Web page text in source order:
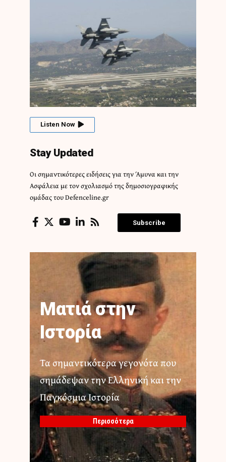
Listen Now
Stay Updated
Οι σημαντικότερες ειδήσεις για την Άμυνα και την
Ασφάλεια με τον σχολιασμό της δημοσιογραφικής
ομάδας του Defenceline.gr
Subscribe
Ματιά στην
Ιστορία
Τα σημαντικότερα γεγονότα που
σημάδεψαν την Ελληνική και την
Παγκόσμια Ιστορία
Περισσότερα